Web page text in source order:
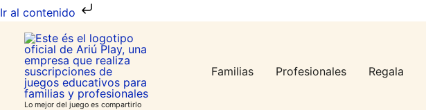
Ir al contenido
Ir
contenido
Lo mejor del juego es compartirlo
Familias Profesionales Regala